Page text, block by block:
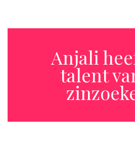
Anjali
talent